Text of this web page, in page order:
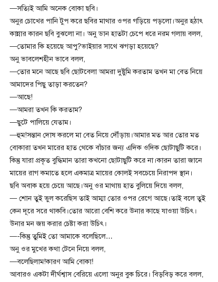
—সত্যিই আমি অনেক বোকা ছবি।
অনুর চোখের পানি টুপ করে ছবির মাথার ওপর গড়িয়ে পড়লো।অনুর হঠাৎ
কান্নার কারন ছবি বুঝলো না। অনু ডান হাতটা চেপে ধরে নরম গলায় বলল,
—তোমার কি হয়েছে আপু?ভাইয়ার সাথে ঝগড়া হয়েছে?
অনু ভাবলেশহীন ভাবে বলল,
—তোর মনে আছে ছবি ছোটবেলা আমরা দুষ্টুমি করতাম তখন মা বেত নিয়ে
আমাদের পিছু তাড়া করতেন?
—আছে!
—আমরা তখন কি করতাম?
—ছুটে পালিয়ে যেতাম।
—হুম!সন্তান দোষ করলে মা বেত নিয়ে দৌঁড়ায়।আমার মত আর তোর মত
বোকারা তখন মারের হাত থেকে বাঁচার জন্য এদিক ওদিক ছোটাছুটি করে।
কিন্তু যারা প্রকৃত বুদ্ধিমান তারা কখনো ছোটাছুটি করে না।কারন তারা জানে
মায়ের রাগ কমাতে হলে একমাত্র মায়ের কোলই সবচেয়ে নিরাপদ স্থান।
ছবি অবাক হয়ে চেয়ে আছে।অনু ওর মাথায় হাত বুলিয়ে দিয়ে বলল,
— শোন তুই ভুল করেছিস তাই আম্মা তোর ওপর রেগে আছে।তাই বলে তুই
কেন দূরে সরে থাকবি।তোর আরো বেশি করে উনার কাছে যাওয়া উচিৎ।
উনার মন জয় করার চেষ্টা করা উচিৎ।
—-কিন্তু তুমিই তো আমাকে বলেছিলে…
অনু ওর মুখের কথা টেনে নিয়ে বলল,
—বলেছিলাম!কারণ আমি বোকা!
আবারও একটা দীর্ঘশ্বাস বেরিয়ে এলো অনুর বুক চিরে। বিড়বিড় করে বলল,